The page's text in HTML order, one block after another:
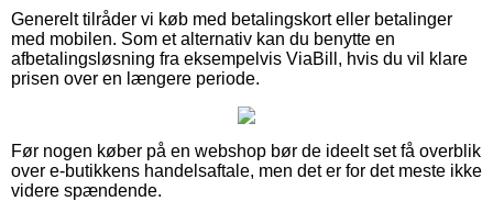
Generelt tilråder vi køb med betalingskort eller betalinger
med mobilen. Som et alternativ kan du benytte en
afbetalingsløsning fra eksempelvis ViaBill, hvis du vil klare
prisen over en længere periode.
Før nogen køber på en webshop bør de ideelt set få overblik
over e-butikkens handelsaftale, men det er for det meste ikke
videre spændende.